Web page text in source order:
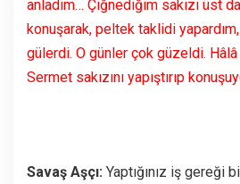
anladım… Çiğnediğim sakızı üst
konuşarak, peltek taklidi
gülerdi. O günler çok güzeldi.
Sermet sakızını yapıştırıp
Savaş Aşçı: Yaptığınız iş gereği